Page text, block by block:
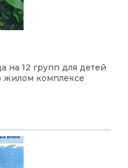
на 12 групп для детей
жилом комплексе